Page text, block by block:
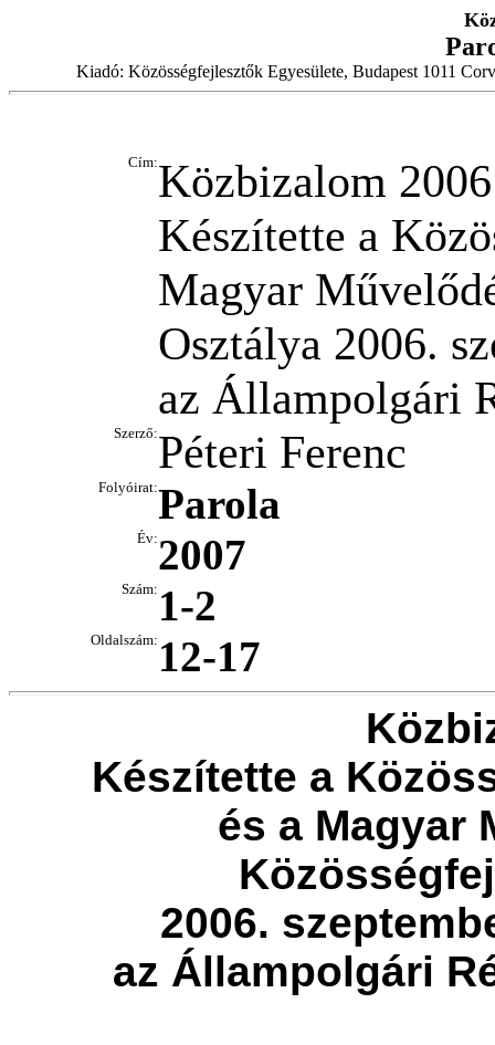
Kiadó: Közösségfejlesztők Egyesülete, Budapest 1011
Cím:Közbizalom 2006
Készítette a
Magyar
Osztálya 2006.
az Állampolgári
Szerző:Péteri Ferenc
Folyóirat:Parola
Év:2007
Szám: 1-2
Oldalszám: 12-17
Készítette a
és a Magyar
2006.
az Állampolgári